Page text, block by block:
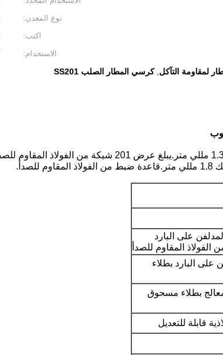
نوع المعدن:
اكتب:
الاستخدام:
لمقاومة التآكل,كرسي المطار الصلب SS201
على البارد
البارد بطلاء
بطلاء مسحوق
قابلة للتعديل